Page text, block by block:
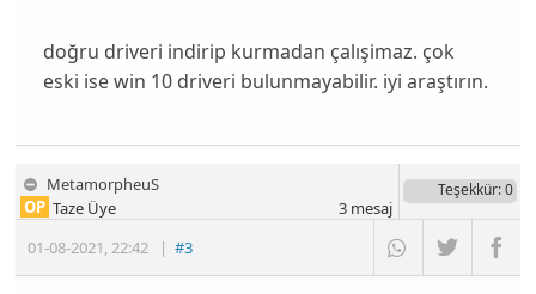
doğru driveri indirip kurmadan çalışimaz. çok
eski ise win 10 driveri bulunmayabilir. iyi araştırın.
MetamorpheuS
01-08-2021,22:42 |#3
OP Taze Üye
Teşekkür: 0
3mesaj